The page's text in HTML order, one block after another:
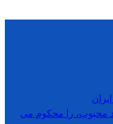
محبوب، را محکوم می